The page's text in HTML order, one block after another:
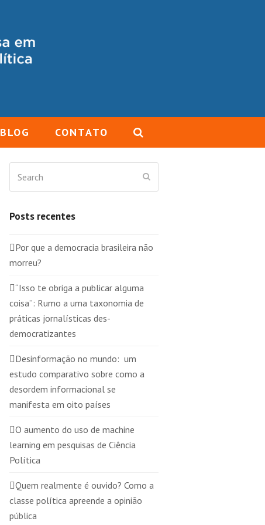
BLOG CONTATO
Posts recentes
Por que a democracia brasileira não
morreu?
“Isso te obriga a publicar alguma
coisa”: Rumo a uma taxonomia de
práticas jornalísticas des-
democratizantes
Desinformação no mundo: um
estudo comparativo sobre como a
desordem informacional se
manifesta em oito países
O aumento do uso de machine
learning em pesquisas de Ciência
Política
Quem realmente é ouvido? Como a
classe política apreende a opinião
pública